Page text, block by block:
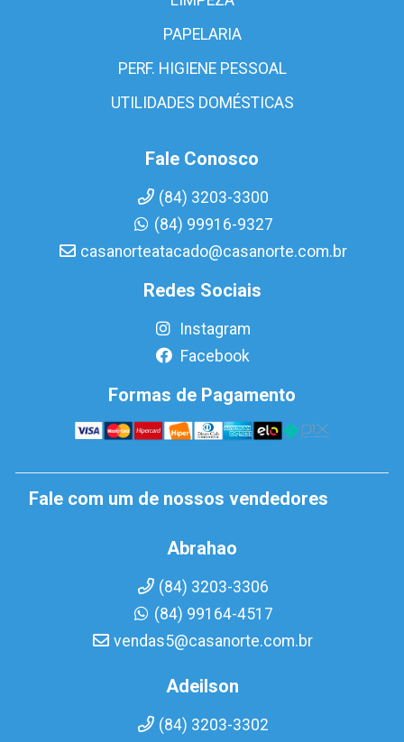
PAPELARIA
PERF. HIGIENE PESSOAL
UTILIDADES DOMÉSTICAS
Fale Conosco
(84) 3203-3300
(84) 99916-9327
casanorteatacado@casanorte.com.br
Redes Sociais
Instagram
Facebook
Formas de Pagamento
Fale com um de nossos vendedores
Abrahao
(84) 3203-3306
(84) 99164-4517
vendas5@casanorte.com.br
Adeilson
(84) 3203-3302